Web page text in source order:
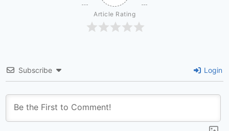
Article Rating
Subscribe Login